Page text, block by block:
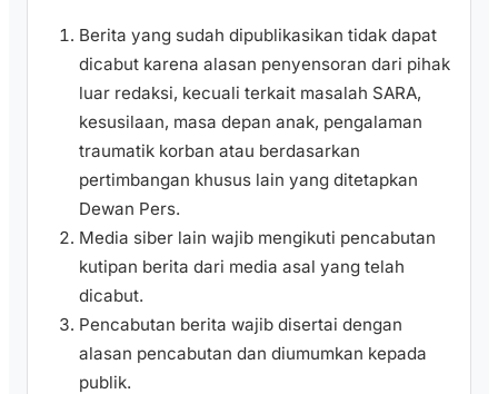
Berita yang sudah dipublikasikan tidak dapat
dicabut karena alasan penyensoran dari pihak
luar redaksi, kecuali terkait masalah SARA,
kesusilaan, masa depan anak, pengalaman
traumatik korban atau berdasarkan
pertimbangan khusus lain yang ditetapkan
Dewan Pers.
Media siber lain wajib mengikuti pencabutan
kutipan berita dari media asal yang telah
dicabut.
Pencabutan berita wajib disertai dengan
alasan pencabutan dan diumumkan kepada
publik.